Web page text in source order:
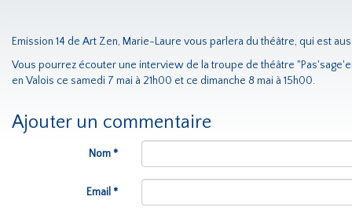
Emission 14 de Art Zen, Marie-Laure vous parlera du théâtre, qui est
Vous pourrez écouter une interview de la troupe de théâtre
en Valois ce samedi 7 mai à 21h00 et ce dimanche 8 mai à 15h00.
Ajouter un commentaire
Nom *
Email *